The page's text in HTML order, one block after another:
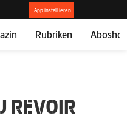
Rubriken
REVOIR